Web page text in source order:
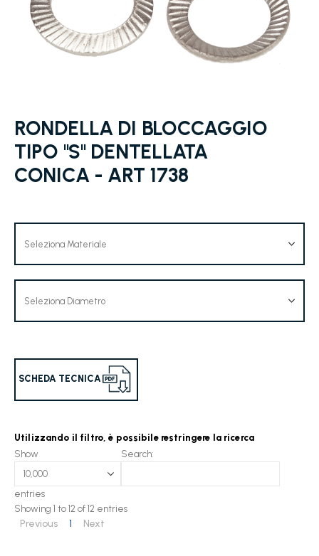
of
images
gallery
RONDELLA DI BLOCCAGGIO
TIPO "S" DENTELLATA
CONICA - ART 1738
SCHEDA TECNICA
Utilizzando il filtro, è possibile restringere la ricerca
Show
entries
Search:
Showing 1 to 12 of 12 entries
Previous 1 Next